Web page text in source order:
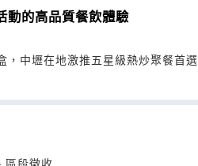
動的高品質餐飲體驗
，中壢在地激推五星級熱炒聚餐首選
區段徵收